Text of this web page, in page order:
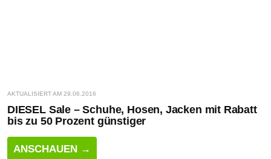
AKTUALISIERT AM 29.06.2016
DIESEL Sale – Schuhe, Hosen, Jacken mit Rabatt
bis zu 50 Prozent günstiger
ANSCHAUEN →